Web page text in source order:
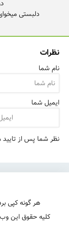
دلبستی
من پریشب
نظرات
نام شما
ایمیل شما
نظر شما پس از
هر گونه کپی
کلیه حقوق این